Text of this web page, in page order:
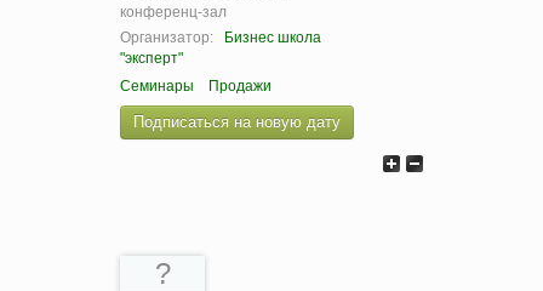
конференц-зал
Организатор:
Бизнес школа
"эксперт"
Семинары
Продажи
Подписаться на новую дату
?